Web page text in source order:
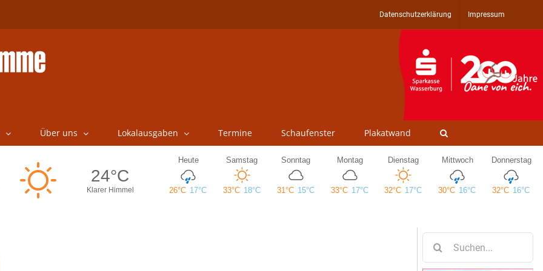
Datenschutzerklärung Impressum
Über uns Lokalausgaben Termine Schaufenster Plakatwand
nach: